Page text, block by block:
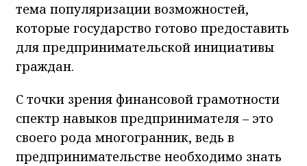
тема популяризации возможностей,
которые государство готово предоставить
для предпринимательской инициативы
граждан.
С точки зрения финансовой грамотности
спектр навыков предпринимателя – это
своего рода многогранник, ведь в
предпринимательстве необходимо знать